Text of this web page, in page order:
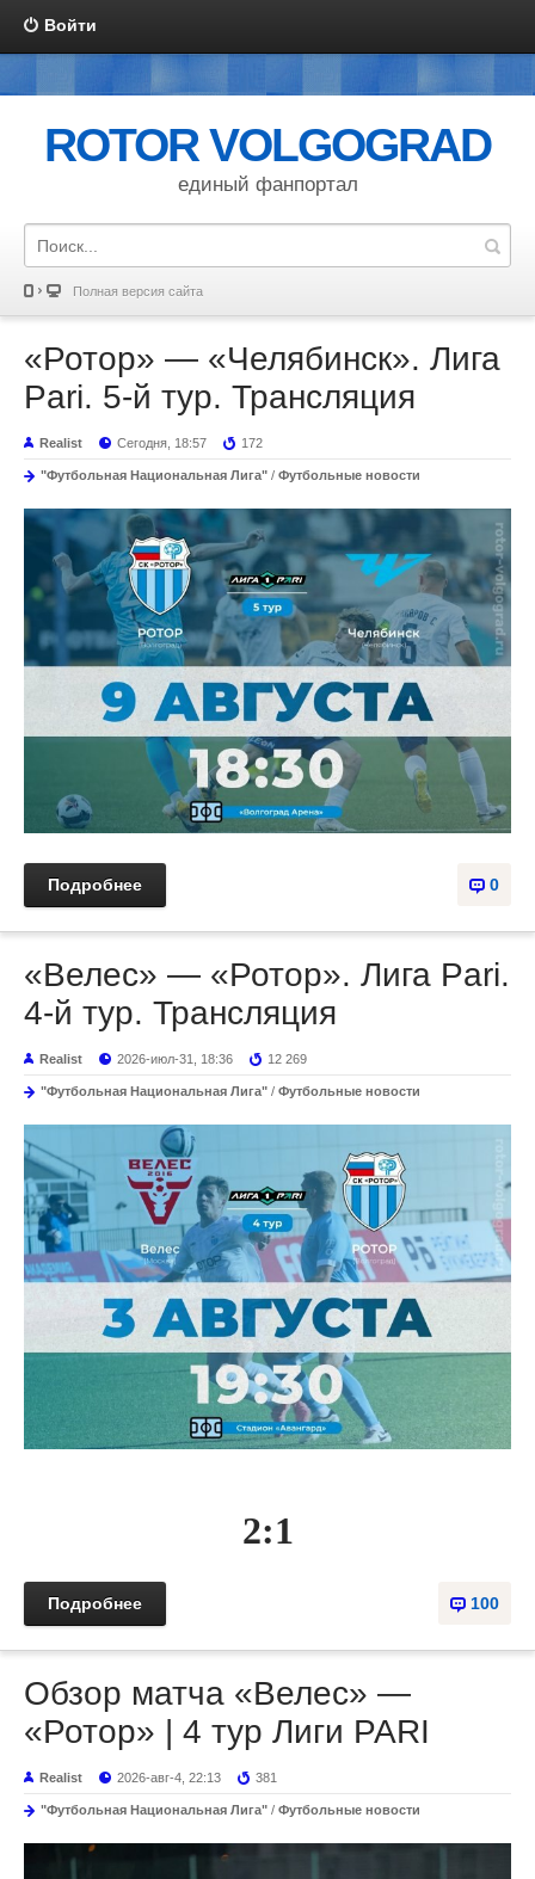
Войти
ROTOR VOLGOGRAD
единый фанпортал
Полная версия сайта
«Ротор» — «Челябинск». Лига
Pari. 5-й тур. Трансляция
Realist Сегодня, 18:57 172
"Футбольная Национальная Лига" / Футбольные новости
0
Подробнее
«Велес» — «Ротор». Лига Pari.
4-й тур. Трансляция
Realist 2026-июл-31, 18:36 12 269
"Футбольная Национальная Лига" / Футбольные новости
2:1
100
Подробнее
Обзор матча «Велес» —
«Ротор» | 4 тур Лиги PARI
Realist 2026-авг-4, 22:13 381
"Футбольная Национальная Лига" / Футбольные новости